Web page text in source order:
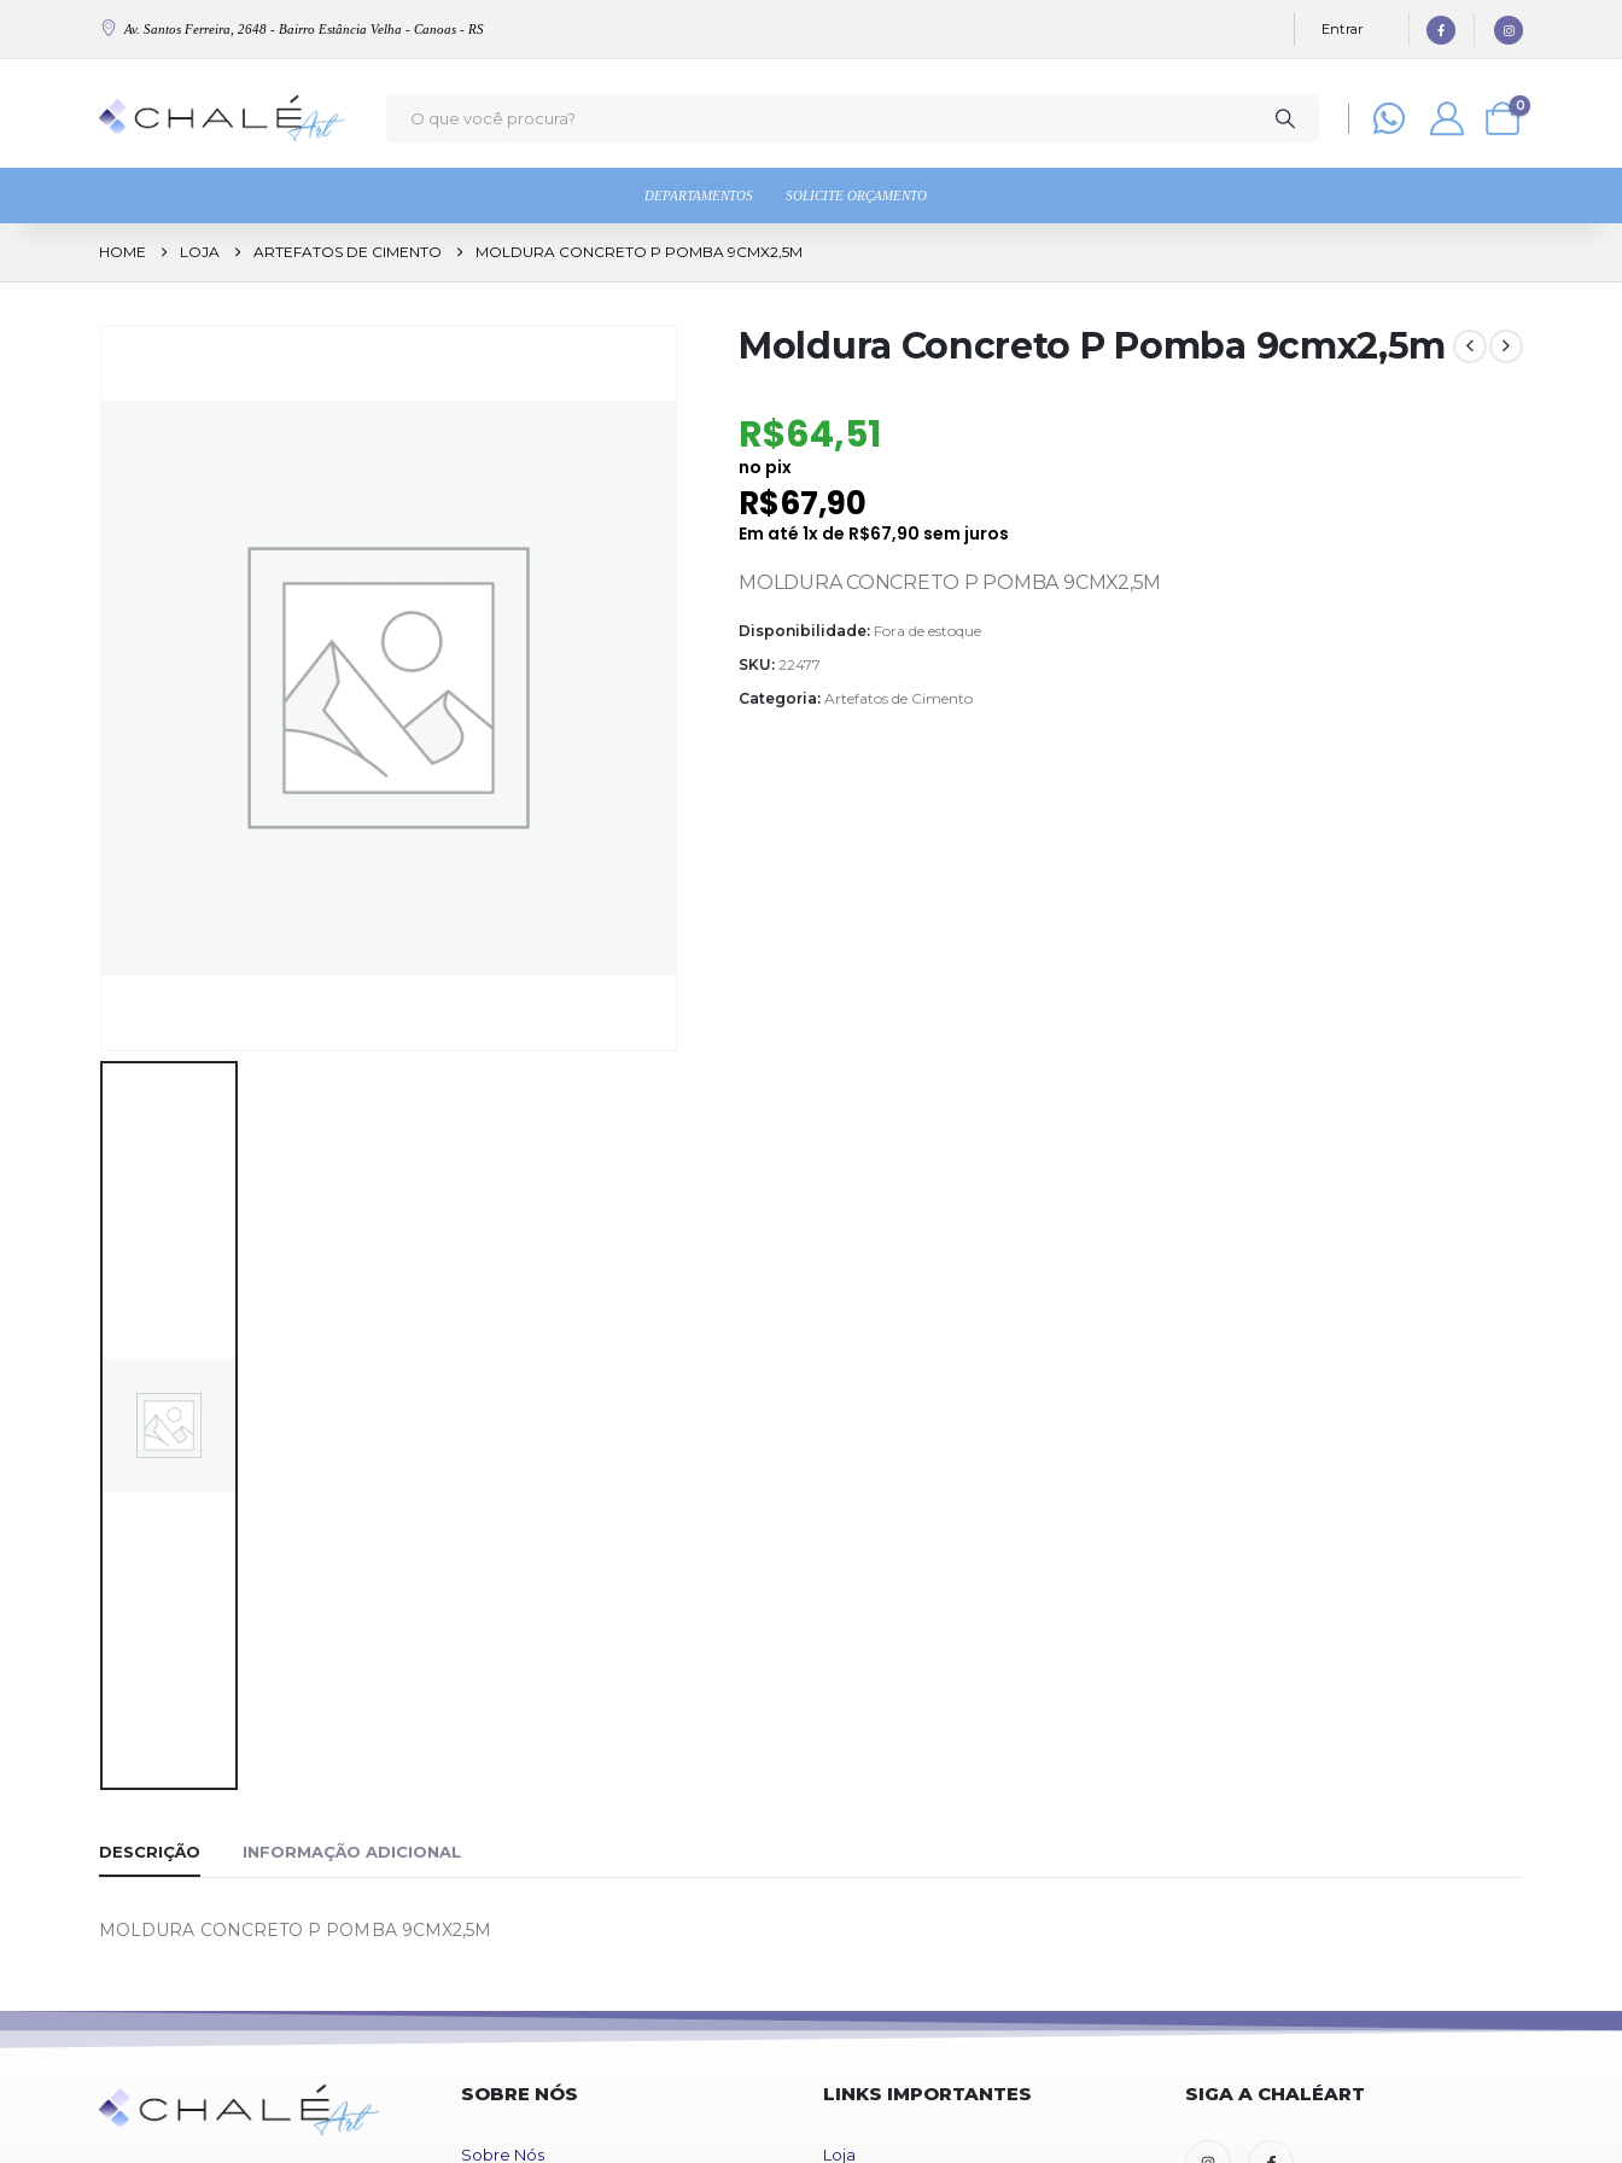
Av. Santos Ferreira, 2648 - Bairro Estância Velha - Canoas - RS Entrar
0
DEPARTAMENTOS SOLICITE ORÇAMENTO
HOME LOJA ARTEFATOS DE CIMENTO MOLDURA CONCRETO P POMBA 9CMX2,5M
Moldura Concreto P Pomba 9cmx2,5m
R$64,51
no pix
R$67,90
Em até 1x de R$67,90 sem juros
MOLDURA CONCRETO P POMBA 9CMX2,5M
Disponibilidade: Fora de estoque
SKU: 22477
Categoria: Artefatos de Cimento
DESCRIÇÃO INFORMAÇÃO ADICIONAL
MOLDURA CONCRETO P POMBA 9CMX2,5M
SOBRE NÓS
Sobre Nós
LINKS IMPORTANTES
Loja
SIGA A CHALÉART